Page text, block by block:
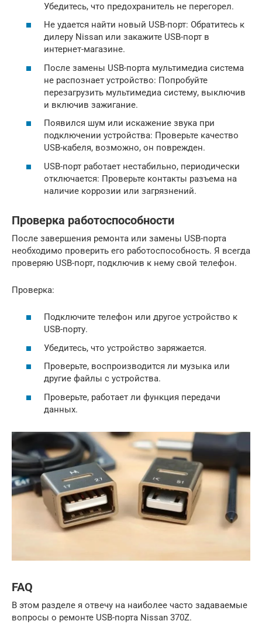
Убедитесь, что предохранитель не перегорел.
Не удается найти новый USB-порт: Обратитесь к
дилеру Nissan или закажите USB-порт в
интернет-магазине.
После замены USB-порта мультимедиа система
не распознает устройство: Попробуйте
перезагрузить мультимедиа систему, выключив
и включив зажигание.
Появился шум или искажение звука при
подключении устройства: Проверьте качество
USB-кабеля, возможно, он поврежден.
USB-порт работает нестабильно, периодически
отключается: Проверьте контакты разъема на
наличие коррозии или загрязнений.
Проверка работоспособности
После завершения ремонта или замены USB-порта
необходимо проверить его работоспособность. Я всегда
проверяю USB-порт, подключив к нему свой телефон.
Проверка:
Подключите телефон или другое устройство к
USB-порту.
Убедитесь, что устройство заряжается.
Проверьте, воспроизводится ли музыка или
другие файлы с устройства.
Проверьте, работает ли функция передачи
данных.
FAQ
В этом разделе я отвечу на наиболее часто задаваемые
вопросы о ремонте USB-порта Nissan 370Z.